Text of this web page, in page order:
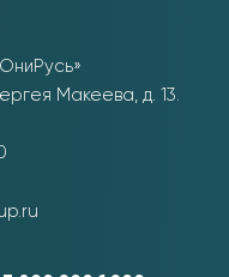
Макеева, д. 13.